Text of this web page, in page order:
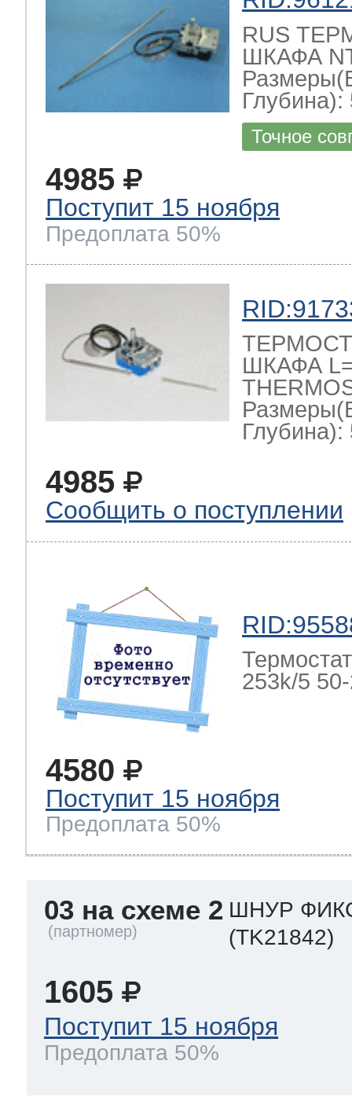
RUS
ШКАФА
Глубина):
Точное
4985
Поступит 15 ноября
Предоплата 50%
ШКАФА
Глубина):
4985
Сообщить о поступлении
253k/5
4580
Поступит 15 ноября
Предоплата 50%
03 на схеме 2 ШНУР
(TK21842)
1605
Поступит 15 ноября
Предоплата 50%